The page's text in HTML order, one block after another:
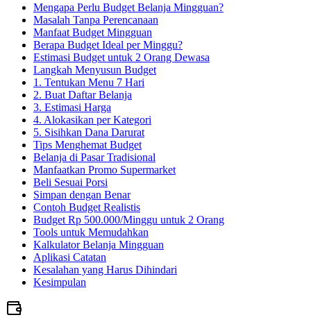
Mengapa Perlu Budget Belanja Mingguan?
Masalah Tanpa Perencanaan
Manfaat Budget Mingguan
Berapa Budget Ideal per Minggu?
Estimasi Budget untuk 2 Orang Dewasa
Langkah Menyusun Budget
1. Tentukan Menu 7 Hari
2. Buat Daftar Belanja
3. Estimasi Harga
4. Alokasikan per Kategori
5. Sisihkan Dana Darurat
Tips Menghemat Budget
Belanja di Pasar Tradisional
Manfaatkan Promo Supermarket
Beli Sesuai Porsi
Simpan dengan Benar
Contoh Budget Realistis
Budget Rp 500.000/Minggu untuk 2 Orang
Tools untuk Memudahkan
Kalkulator Belanja Mingguan
Aplikasi Catatan
Kesalahan yang Harus Dihindari
Kesimpulan